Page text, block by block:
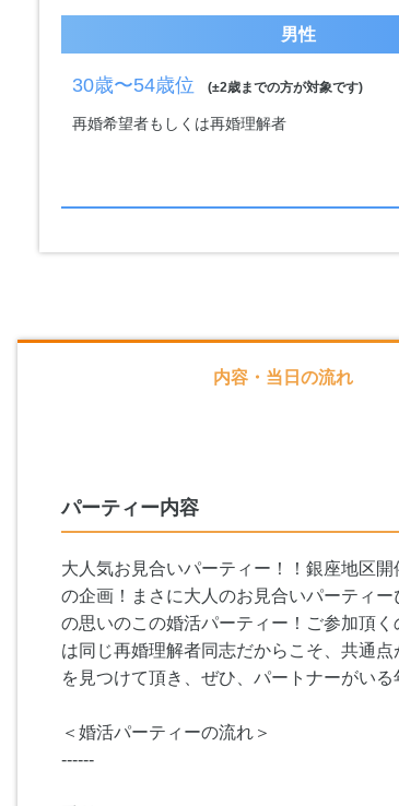
男性
30歳〜54歳位 (±2歳までの方が対象です)
再婚希望者もしくは再婚理解者
内容・当日の流れ
パーティー内容
大人気お見合いパーティー！！銀座地区
の企画！まさに大人のお見合いパーティ
の思いのこの婚活パーティー！ご参加頂
は同じ再婚理解者同志だからこそ、共通
を見つけて頂き、ぜひ、パートナーがいる
＜婚活パーティーの流れ＞
------